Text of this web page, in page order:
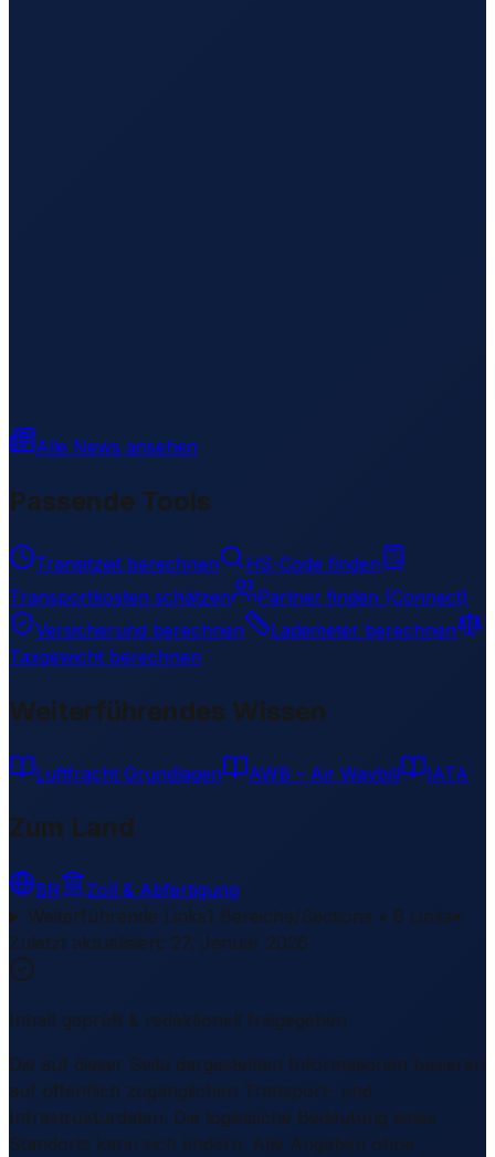
Alle News ansehen
Passende Tools
Transitzeit berechnen
HS-Code finden
Transportkosten schätzen
Partner finden (Connect)
Versicherung berechnen
Lademeter berechnen
Taxgewicht berechnen
Weiterführendes Wissen
Luftfracht Grundlagen AWB – Air Waybill IATA
Zum Land
BR
Zoll & Abfertigung
Weiterführende Links1 Bereiche/Sections • 8 Links▾
Zuletzt aktualisiert: 27. Januar 2026
Inhalt geprüft & redaktionell freigegeben
Die auf dieser Seite dargestellten Informationen basieren
auf öffentlich zugänglichen Transport- und
Infrastrukturdaten. Die logistische Bedeutung eines
Standorts kann sich ändern. Alle Angaben ohne